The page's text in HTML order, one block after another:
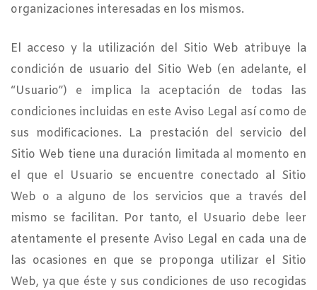
organizaciones interesadas en los mismos.
El acceso y la utilización del Sitio Web atribuye la
condición de usuario del Sitio Web (en adelante, el
“Usuario”) e implica la aceptación de todas las
condiciones incluidas en este Aviso Legal así como de
sus modificaciones. La prestación del servicio del
Sitio Web tiene una duración limitada al momento en
el que el Usuario se encuentre conectado al Sitio
Web o a alguno de los servicios que a través del
mismo se facilitan. Por tanto, el Usuario debe leer
atentamente el presente Aviso Legal en cada una de
las ocasiones en que se proponga utilizar el Sitio
Web, ya que éste y sus condiciones de uso recogidas